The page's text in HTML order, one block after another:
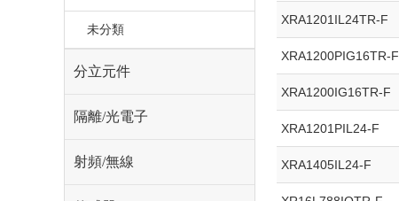
未分類
分立元件
隔離/光電子
射頻/無線
XRA1201IL24TR-F
XRA1200PIG16TR-F
XRA1200IG16TR-F
XRA1201PIL24-F
XRA1405IL24-F